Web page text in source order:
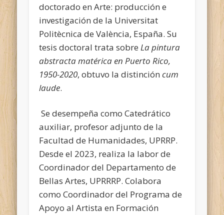
doctorado en Arte: producción e
investigación de la Universitat
Politècnica de València, España. Su
tesis doctoral trata sobreLa pintura
abstracta matérica en Puerto Rico,
1950-2020, obtuvo la distincióncum
laude.
Se desempeña como Catedrático
auxiliar, profesor adjunto de la
Facultad de Humanidades, UPRRP.
Desde el 2023, realiza la labor de
Coordinador del Departamento de
Bellas Artes, UPRRRP. Colabora
como Coordinador del Programa de
Apoyo al Artista en Formación